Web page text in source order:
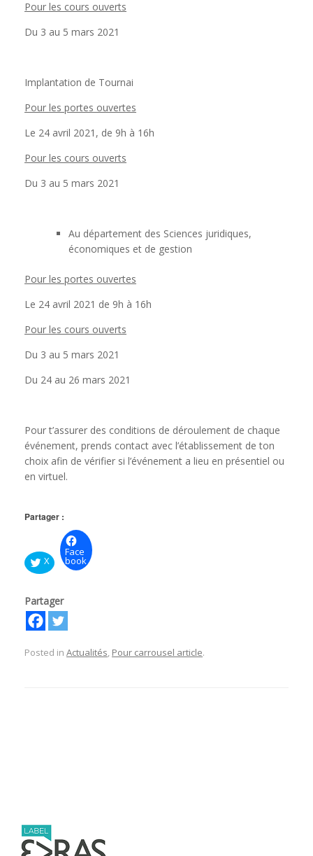
Pour les cours ouverts
Du 3 au 5 mars 2021
Implantation de Tournai
Pour les portes ouvertes
Le 24 avril 2021, de 9h à 16h
Pour les cours ouverts
Du 3 au 5 mars 2021
Au département des Sciences juridiques,
économiques et de gestion
Pour les portes ouvertes
Le 24 avril 2021 de 9h à 16h
Pour les cours ouverts
Du 3 au 5 mars 2021
Du 24 au 26 mars 2021
Pour t’assurer des conditions de déroulement de chaque
événement, prends contact avec l’établissement de ton
choix afin de vérifier si l’événement a lieu en présentiel ou
en virtuel.
Partager :
X
Face
book
Partager
Posted in Actualités Pour carrousel article.